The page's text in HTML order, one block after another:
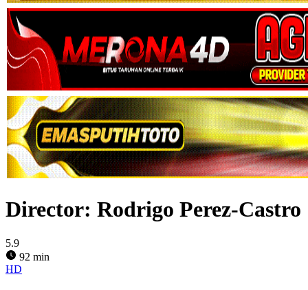
Director: Rodrigo Perez-Castro
5.9
92 min
HD